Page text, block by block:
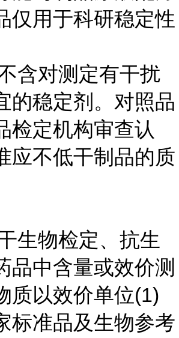
仅用于科研稳定性
含对测定有干扰
的稳定剂。对照品
检定机构审查认
应不低干制品的质
生物检定、抗生
品中含量或效价测
质以效价单位(1)
标准品及生物参考